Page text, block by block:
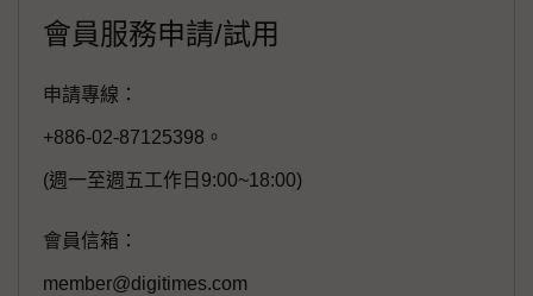
會員服務申請/試用
申請專線：
+886-02-87125398。
(週一至週五工作日9:00~18:00)
會員信箱：
member@digitimes.com